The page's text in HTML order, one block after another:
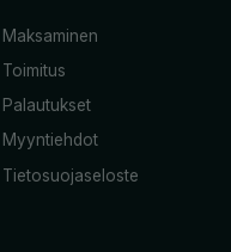
Maksaminen
Toimitus
Palautukset
Myyntiehdot
Tietosuojaseloste